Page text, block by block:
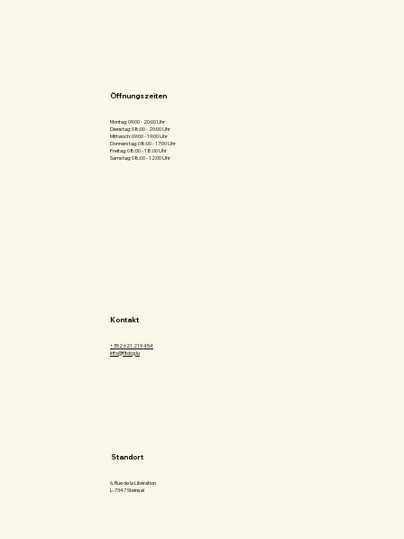
Öffnungszeiten
Montag: 09:00 - 20:00 Uhr
Dienstag: 08:00 - 20:00 Uhr
Mittwoch: 09:00 - 19:00 Uhr
Donnerstag: 08:00 - 17:00 Uhr
Freitag: 08:00 - 18:00 Uhr
Samstag: 08:00 - 12:00 Uhr
Kontakt
+352 621 219 454
info@fitdog.lu
Standort
6, Rue de la Libération
L-7347 Steinsel